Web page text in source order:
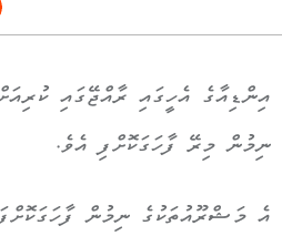
އިންޑިއާގެ އެހީގައި ރާއްޖޭގައި
ނިމުން މިރޭ ފާހަގަކޮށްފި އެވެ.
އެ މަޝްރޫއުތަކުގެ ނިމުން